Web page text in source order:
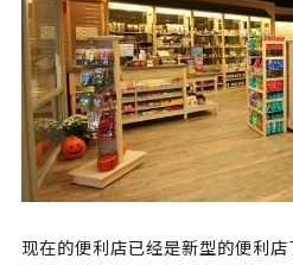
现在的便利店已经是新型的便利